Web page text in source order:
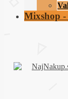
Mixshop